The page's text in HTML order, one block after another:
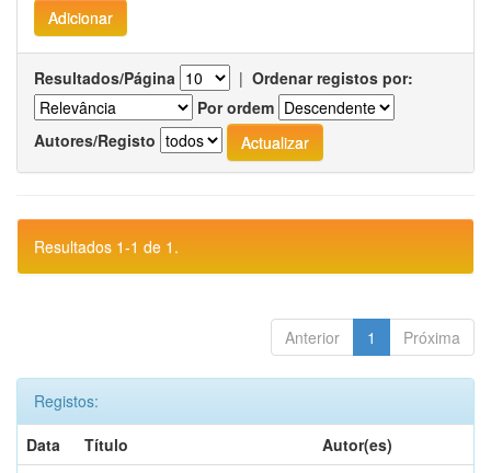
Resultados/Página | Ordenar registos por:
Por ordem
Autores/Registo
Resultados 1-1 de 1.
Anterior 1 Próxima
Registos:
Data
Título
Autor(es)